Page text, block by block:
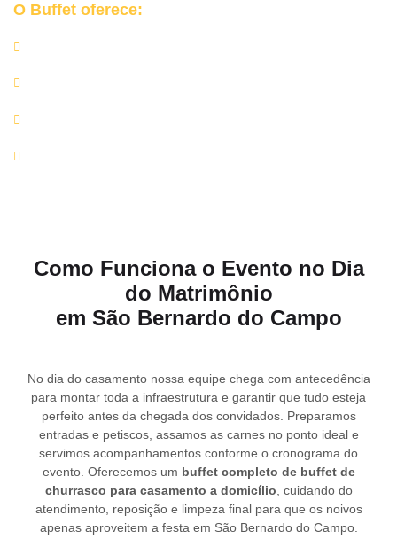
O Buffet oferece:
Como Funciona o Evento no Dia
do Matrimônio
em São Bernardo do Campo
No dia do casamento nossa equipe chega com antecedência
para montar toda a infraestrutura e garantir que tudo esteja
perfeito antes da chegada dos convidados. Preparamos
entradas e petiscos, assamos as carnes no ponto ideal e
servimos acompanhamentos conforme o cronograma do
evento. Oferecemos um buffet completo de buffet de
churrasco para casamento a domicílio, cuidando do
atendimento, reposição e limpeza final para que os noivos
apenas aproveitem a festa em São Bernardo do Campo.